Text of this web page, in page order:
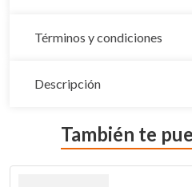
Términos y condiciones
Descripción
También te